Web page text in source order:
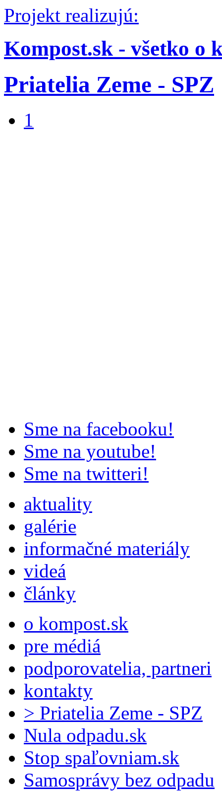
Projekt realizujú:
Kompost.sk - všetko o
Priatelia Zeme - SPZ
1
Sme na facebooku!
Sme na youtube!
Sme na twitteri!
aktuality
galérie
informačné materiály
videá
články
o kompost.sk
pre médiá
podporovatelia, partneri
kontakty
> Priatelia Zeme - SPZ
Nula odpadu.sk
Stop spaľovniam.sk
Samosprávy bez odpadu